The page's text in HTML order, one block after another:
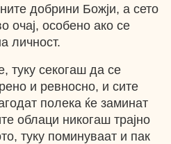
добрини Божји, а сето
очај, особено ако се
личност.
туку секогаш да се
и ревносно, и сите
полека ќе заминат
облаци никогаш трајно
туку поминуваат и пак